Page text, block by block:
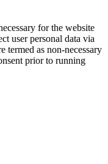
for the website
user personal data via
termed as non-necessary
prior to running